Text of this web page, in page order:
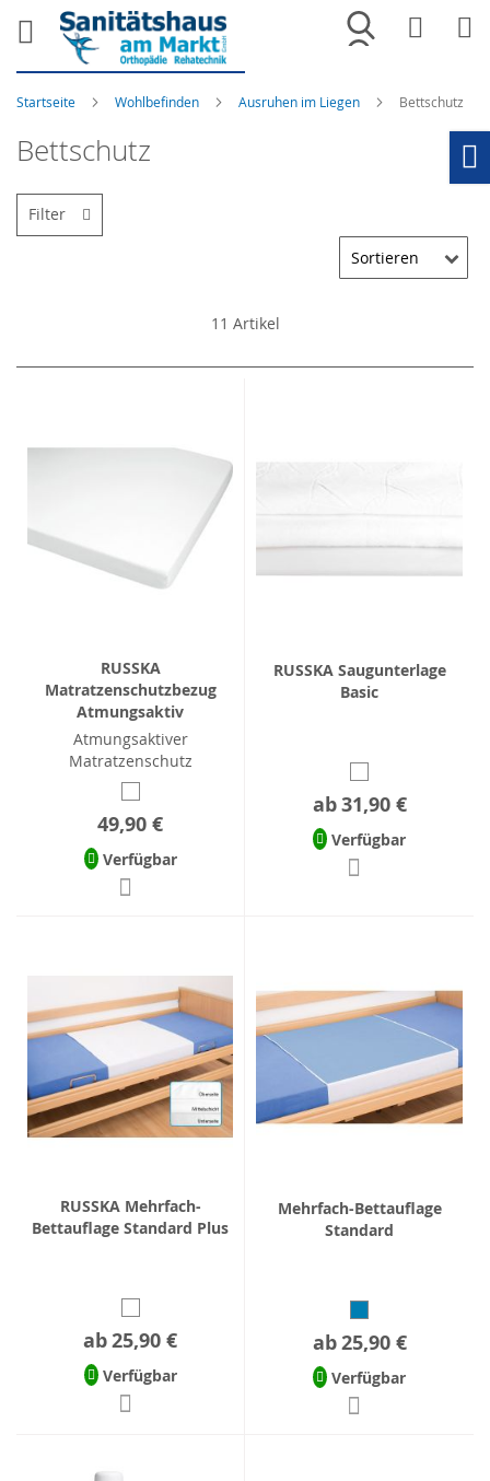
Merkliste
Startseite Wohlbefinden Ausruhen im Liegen Bettschutz
Bettschutz
11 Artikel
RUSSKA
Matratzenschutzbezug
Atmungsaktiv
Atmungsaktiver
Matratzenschutz
49,90 €
Verfügbar
RUSSKA Saugunterlage
Basic
ab31,90 €
Verfügbar
RUSSKA Mehrfach-
Bettauflage Standard Plus
ab25,90 €
Verfügbar
Mehrfach-Bettauflage
Standard
ab25,90 €
Verfügbar
Filter